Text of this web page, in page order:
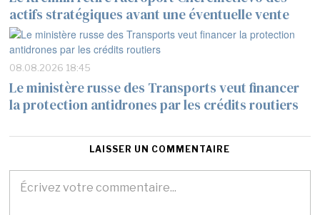
actifs stratégiques avant une éventuelle vente
08.08.2026 18:45
Le ministère russe des Transports veut financer
la protection antidrones par les crédits routiers
LAISSER UN COMMENTAIRE